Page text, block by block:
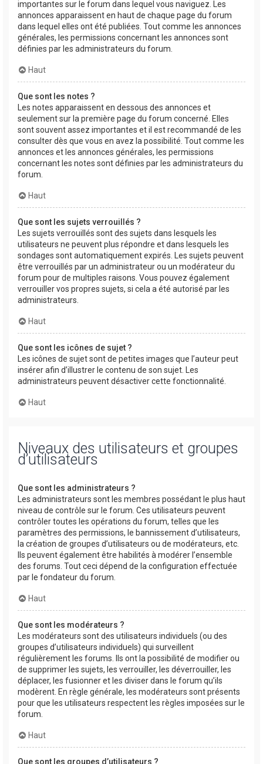
importantes sur le forum dans lequel vous naviguez. Les
annonces apparaissent en haut de chaque page du forum
dans lequel elles ont été publiées. Tout comme les annonces
générales, les permissions concernant les annonces sont
définies par les administrateurs du forum.
Haut
Que sont les notes ?
Les notes apparaissent en dessous des annonces et
seulement sur la première page du forum concerné. Elles
sont souvent assez importantes et il est recommandé de les
consulter dès que vous en avez la possibilité. Tout comme les
annonces et les annonces générales, les permissions
concernant les notes sont définies par les administrateurs du
forum.
Haut
Que sont les sujets verrouillés ?
Les sujets verrouillés sont des sujets dans lesquels les
utilisateurs ne peuvent plus répondre et dans lesquels les
sondages sont automatiquement expirés. Les sujets peuvent
être verrouillés par un administrateur ou un modérateur du
forum pour de multiples raisons. Vous pouvez également
verrouiller vos propres sujets, si cela a été autorisé par les
administrateurs.
Haut
Que sont les icônes de sujet ?
Les icônes de sujet sont de petites images que l’auteur peut
insérer afin d’illustrer le contenu de son sujet. Les
administrateurs peuvent désactiver cette fonctionnalité.
Haut
Niveaux des utilisateurs et groupes
d’utilisateurs
Que sont les administrateurs ?
Les administrateurs sont les membres possédant le plus haut
niveau de contrôle sur le forum. Ces utilisateurs peuvent
contrôler toutes les opérations du forum, telles que les
paramètres des permissions, le bannissement d’utilisateurs,
la création de groupes d’utilisateurs ou de modérateurs, etc.
Ils peuvent également être habilités à modérer l’ensemble
des forums. Tout ceci dépend de la configuration effectuée
par le fondateur du forum.
Haut
Que sont les modérateurs ?
Les modérateurs sont des utilisateurs individuels (ou des
groupes d’utilisateurs individuels) qui surveillent
régulièrement les forums. Ils ont la possibilité de modifier ou
de supprimer les sujets, les verrouiller, les déverrouiller, les
déplacer, les fusionner et les diviser dans le forum qu’ils
modèrent. En règle générale, les modérateurs sont présents
pour que les utilisateurs respectent les règles imposées sur le
forum.
Haut
Que sont les groupes d’utilisateurs ?